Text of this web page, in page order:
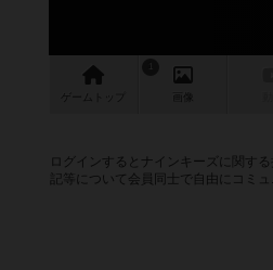
ゲーム 画像
ログインするとナインキーズに関す
記等について会員同士で自由にコミ